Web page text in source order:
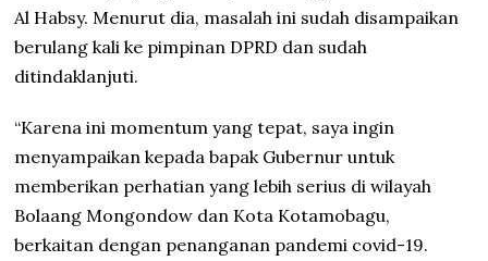
Al Habsy. Menurut dia, masalah ini sudah disampaikan
berulang kali ke pimpinan DPRD dan sudah
ditindaklanjuti.
“Karena ini momentum yang tepat, saya ingin
menyampaikan kepada bapak Gubernur untuk
memberikan perhatian yang lebih serius di wilayah
Bolaang Mongondow dan Kota Kotamobagu,
berkaitan dengan penanganan pandemi covid-19.